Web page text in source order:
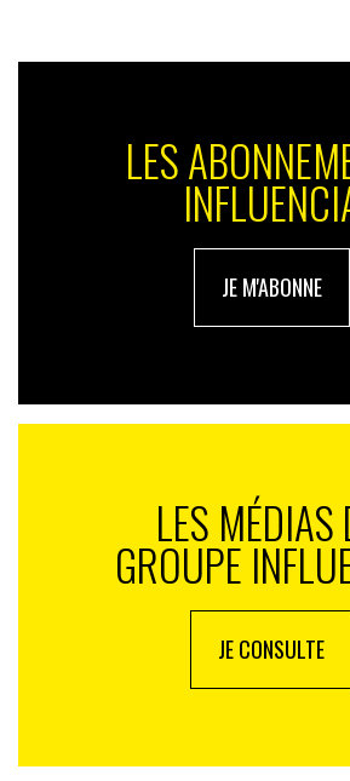
Playinget Le Grand Tournoi des
renforcent l’ancrage culturel de la
la créativité comme moteur de lien
partagé et d’émerveillement.
LES
JE M'ABONNE
LES MÉDIAS
GROUPE
JE CONSULTE